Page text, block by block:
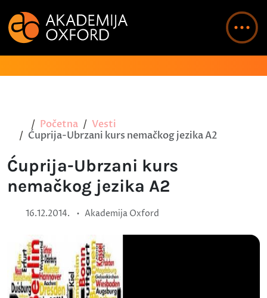
Početna
Vesti
Ćuprija-Ubrzani kurs nemačkog jezika A2
Ćuprija-Ubrzani kurs
nemačkog jezika A2
16.12.2014. • Akademija Oxford